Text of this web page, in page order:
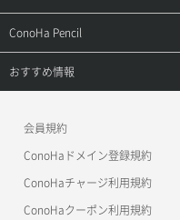
よくある質問
APIドキュメントVPS3.0
APIドキュメントVPS3.0
ご利用ガイド
サポートトップ
ご利用ガイド
ConoHa Pencil
サポートトップ
おすすめ情報
美雲このは徹底ガイド
会員規約
ConoHaドメイン登録規約
ConoHaチャージ利用規約
ConoHaクーポン利用規約